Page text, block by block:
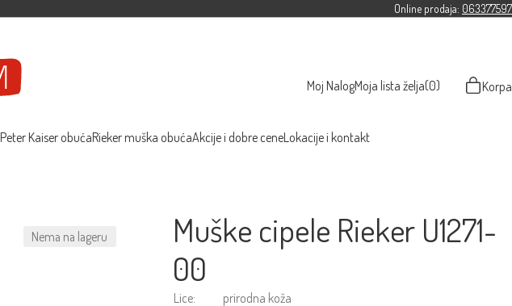
Online prodaja: 063377597
Moj NalogMoja lista želja(0) Korpa
Peter Kaiser obućaRieker muška obućaAkcije i dobre ceneLokacije i kontakt
Nema na lageru
Muške cipele Rieker U1271-
00
Lice:
prirodna koža